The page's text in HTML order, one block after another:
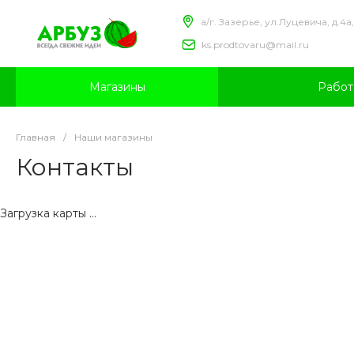
а/г. Зазерье, ул.Луцевича, д.4а,
ks.prodtovaru@mail.ru
Магазины
Главная / Наши магазины
Контакты
Загрузка карты ...